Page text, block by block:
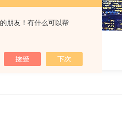
朋友！有什么可以帮